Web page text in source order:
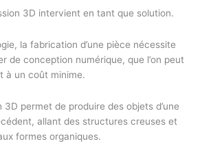
3D intervient en tant que solution.
la fabrication d’une pièce nécessite
de conception numérique, que l’on peut
à un coût minime.
3D permet de produire des objets d’une
allant des structures creuses et
formes organiques.